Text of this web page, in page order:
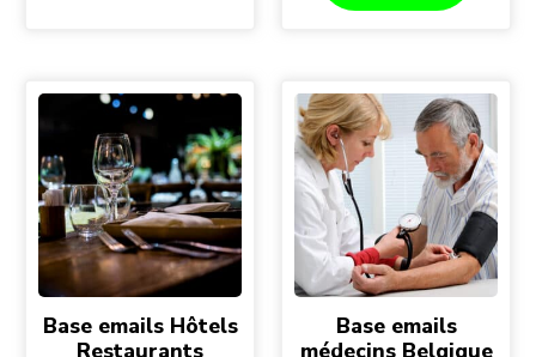
Base emails Hôtels
Restaurants
Base emails
médecins Belgique